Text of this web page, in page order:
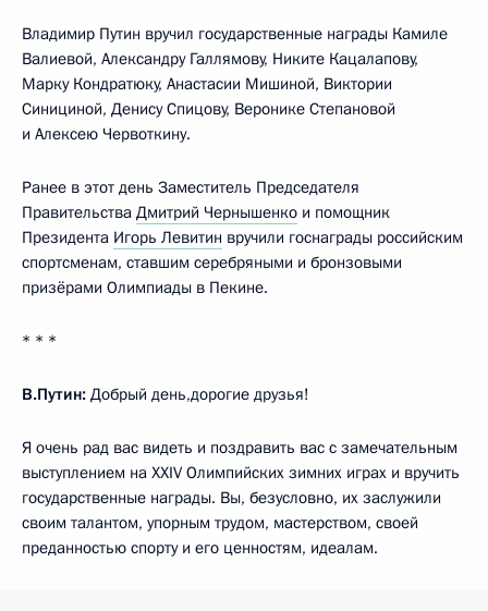
Владимир Путин вручил государственные награды Камиле
Валиевой, Александру Галлямову, Никите Кацалапову,
Марку Кондратюку, Анастасии Мишиной, Виктории
Синициной, Денису Спицову, Веронике Степановой
и Алексею Червоткину.
Ранее в этот день Заместитель Председателя
Правительства Дмитрий Чернышенко и помощник
Президента Игорь Левитин вручили госнаграды российским
спортсменам, ставшим серебряными и бронзовыми
призёрами Олимпиады в Пекине.
* * *
В.Путин: Добрый день,дорогие друзья!
Я очень рад вас видеть и поздравить вас с замечательным
выступлением на XXIV Олимпийских зимних играх и вручить
государственные награды. Вы, безусловно, их заслужили
своим талантом, упорным трудом, мастерством, своей
преданностью спорту и его ценностям, идеалам.